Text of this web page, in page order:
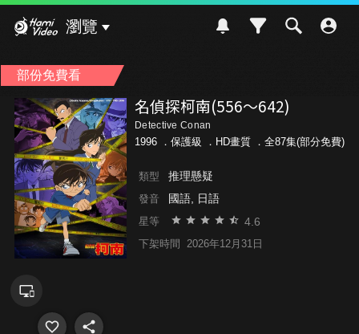
瀏覽
部份免費看
名偵探柯南(556～642)
Detective Conan
1996 ． 保護級 ．HD畫質 ．全87集(部分免費)
類型 推理懸疑
發音 國語, 日語
星等 4.6
下架時間 2026年12月31日